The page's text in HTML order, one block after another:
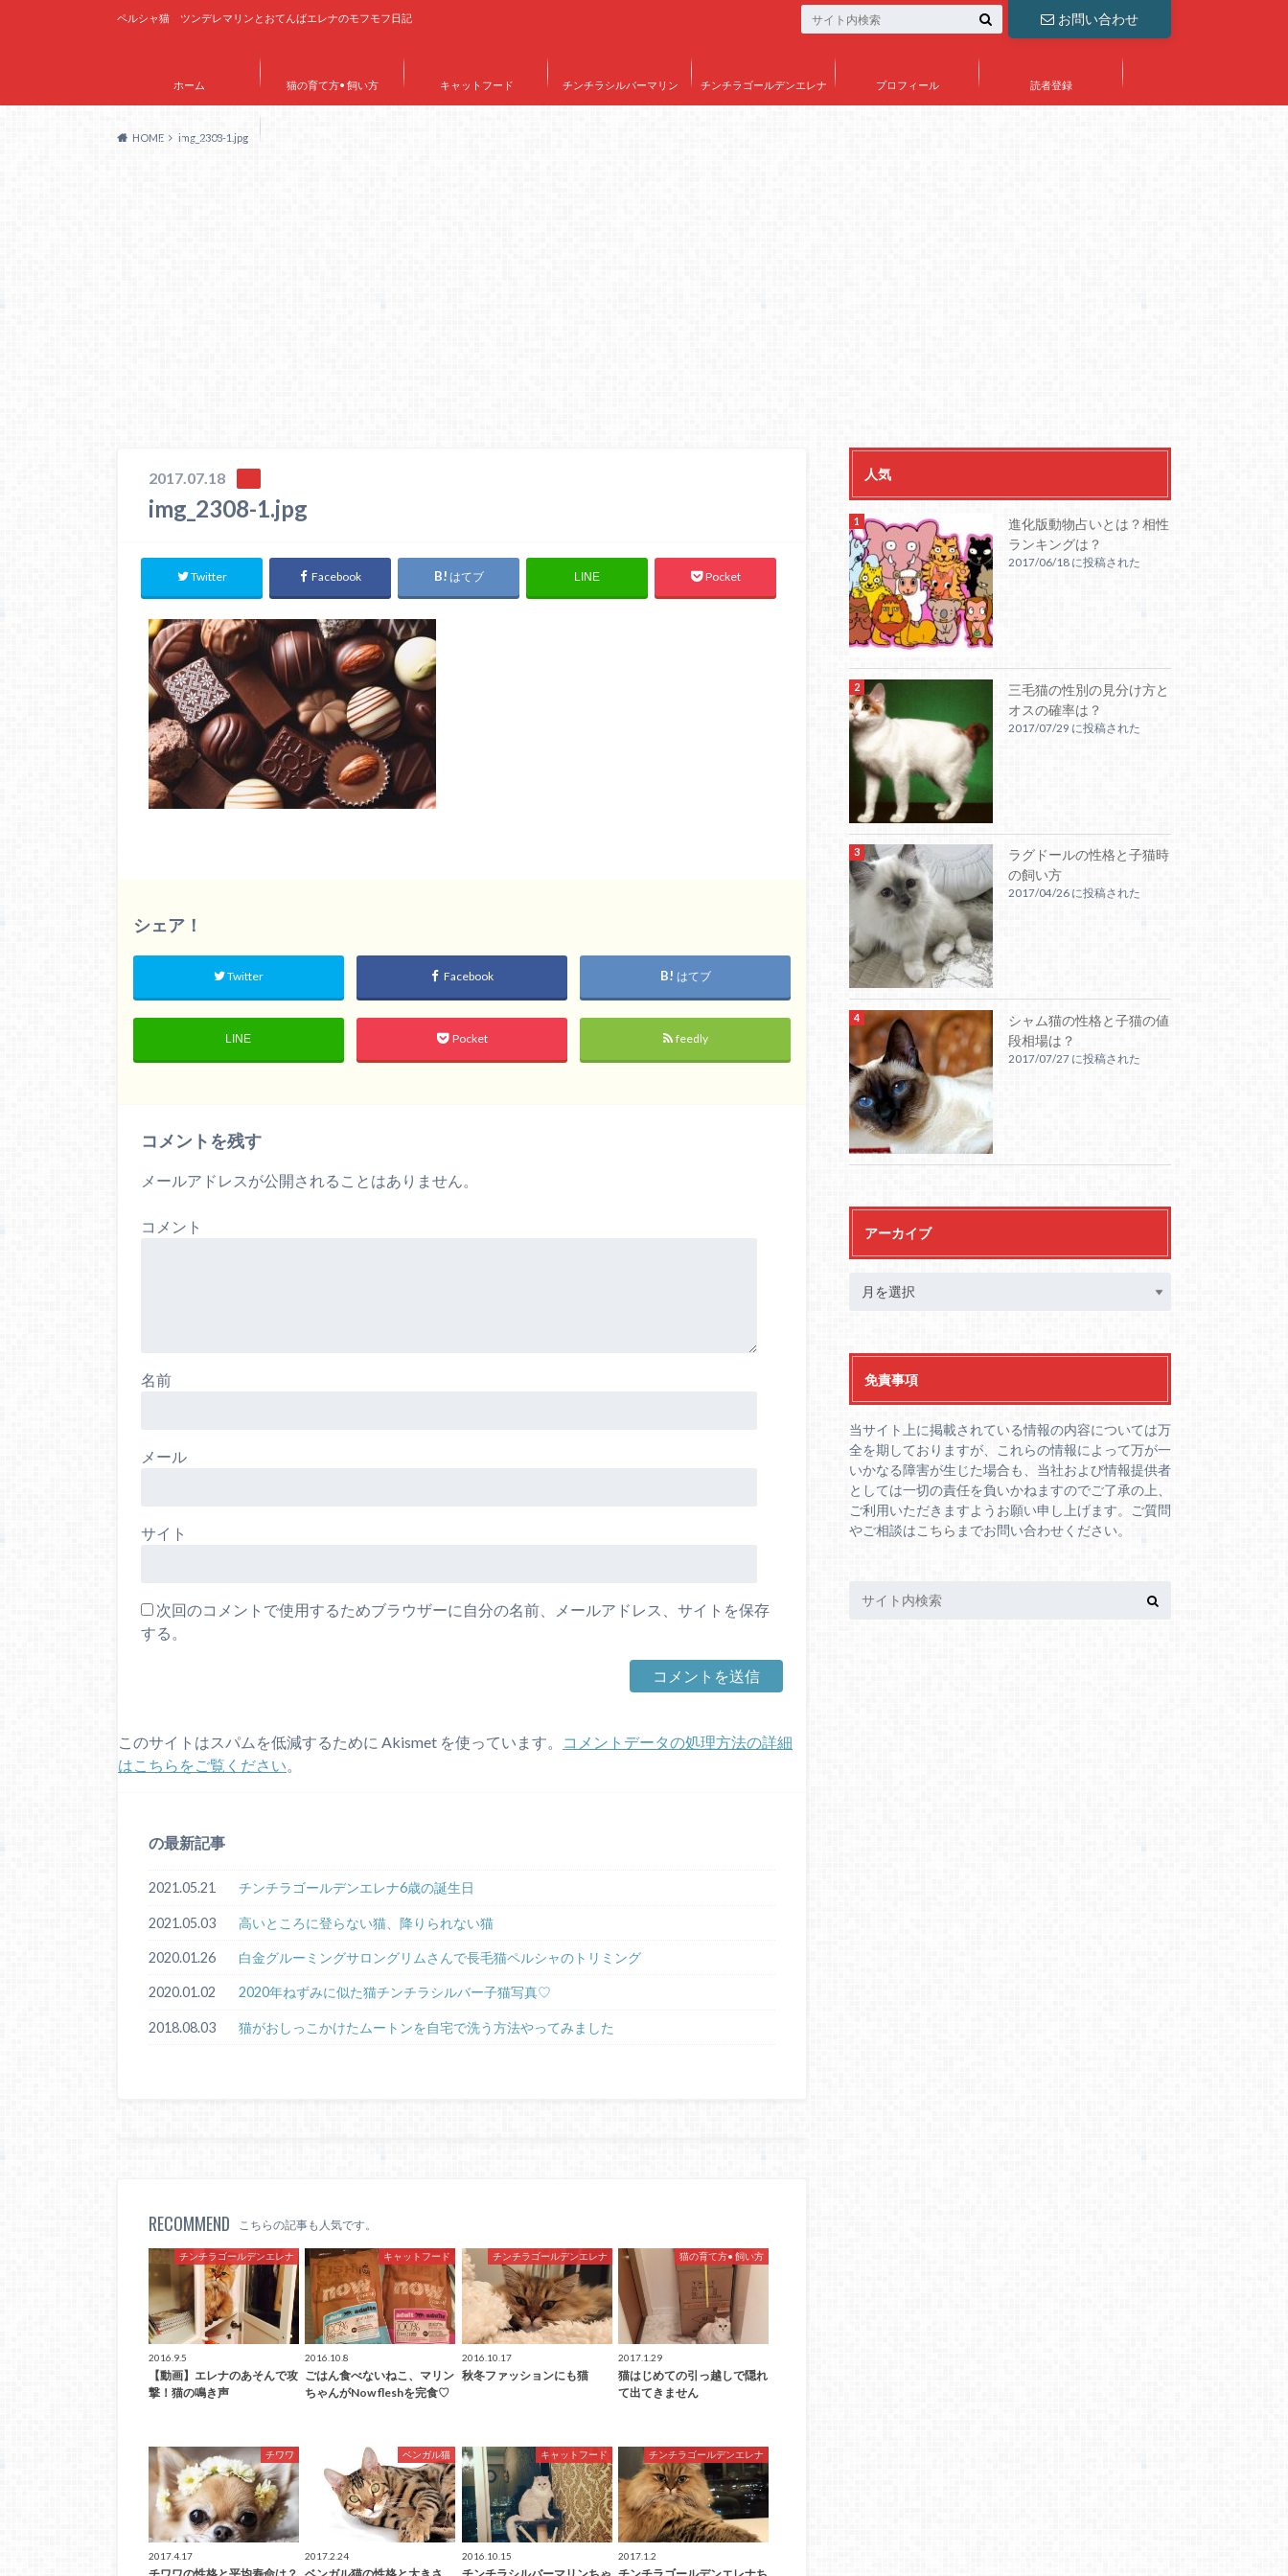
ペルシャ猫 ツンデレマリンとおてんばエレナのモフモフ日記 お問い合わせ
ホーム 猫の育て方• 飼い方 キャットフード チンチラシルバーマリン チンチラゴールデンエレナ プロフィール 読者登録
サイトマップ
HOME img_2308-1.jpg
2017.07.18
img_2308-1.jpg
Twitter Facebook はてブ LINE Pocket
シェア！
Twitter Facebook はてブ
LINE Pocket feedly
コメントを残す
メールアドレスが公開されることはありません。
コメント
名前
メール
サイト
次回のコメントで使用するためブラウザーに自分の名前、メールアドレス、サイトを保存
する。
このサイトはスパムを低減するために Akismet を使っています。
コメントデータの処理方法の詳細
はこちらをご覧ください。
の最新記事
2021.05.21 チンチラゴールデンエレナ6歳の誕生日
2021.05.03 高いところに登らない猫、降りられない猫
2020.01.26 白金グルーミングサロングリムさんで長毛猫ペルシャのトリミング
2020.01.02 2020年ねずみに似た猫チンチラシルバー子猫写真♡
2018.08.03 猫がおしっこかけたムートンを自宅で洗う方法やってみました
RECOMMEND こちらの記事も人気です。
チンチラゴールデンエレナ
2016.9.5
【動画】エレナのあそんで攻
撃！猫の鳴き声
キャットフード
2016.10.8
ごはん食べないねこ、マリン
ちゃんがNow fleshを完食♡
チンチラゴールデンエレナ
2016.10.17
秋冬ファッションにも猫
猫の育て方• 飼い方
2017.1.29
猫はじめての引っ越しで隠れ
て出てきません
チワワ
2017.4.17
ベンガル猫
2017.2.24
キャットフード
2016.10.15
チンチラゴールデンエレナ
2017.1.2
人気
進化版動物占いとは？相性
ランキングは？
2017/06/18 に投稿された
三毛猫の性別の見分け方と
オスの確率は？
2017/07/29 に投稿された
ラグドールの性格と子猫時
の飼い方
2017/04/26 に投稿された
シャム猫の性格と子猫の値
段相場は？
2017/07/27 に投稿された
アーカイブ
免責事項
当サイト上に掲載されている情報の内容については万
全を期しておりますが、これらの情報によって万が一
いかなる障害が生じた場合も、当社および情報提供者
としては一切の責任を負いかねますのでご了承の上、
ご利用いただきますようお願い申し上げます。ご質問
やご相談はこちら までお問い合わせください。